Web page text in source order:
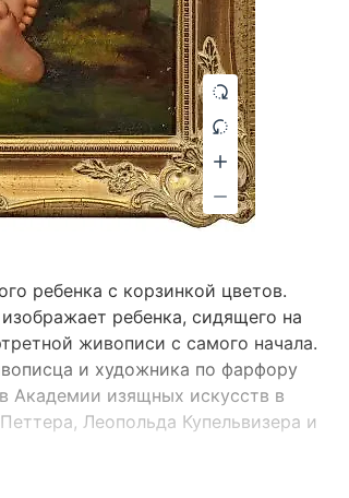
ребенка с корзинкой цветов.
ребенка, сидящего на
живописи с самого начала.
и художника по фарфору
Академии изящных искусств в
Леопольда Купельвизера и